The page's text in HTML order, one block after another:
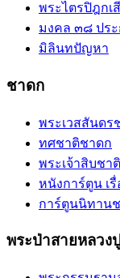
พระไตรปิฎกเ
มงคล ๓๘ ประ
มิลินทปัญหา
ชาดก
พระเวสสันดร
ทศชาติชาดก
พระเจ้าสิบชา
หนังการ์ตูน เ
การ์ตูนนิทาน
พระป่าสายหลวง